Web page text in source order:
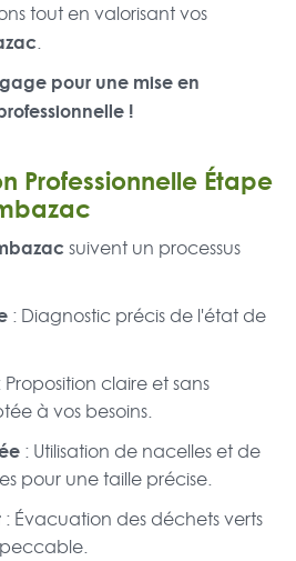
tout en valorisant vos
.
pour une mise en
!
Professionnelle Étape
suivent un processus
: Diagnostic précis de l'état de
Proposition claire et sans
à vos besoins.
: Utilisation de nacelles et de
pour une taille précise.
: Évacuation des déchets verts